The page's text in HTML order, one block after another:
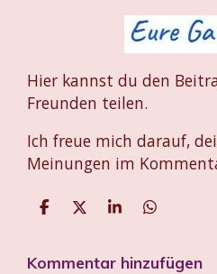
Hier kannst du den
Freunden teilen.
Ich freue mich darauf,
Meinungen im
T
l
T
l
T
l
T
l
Kommentar hinzufügen